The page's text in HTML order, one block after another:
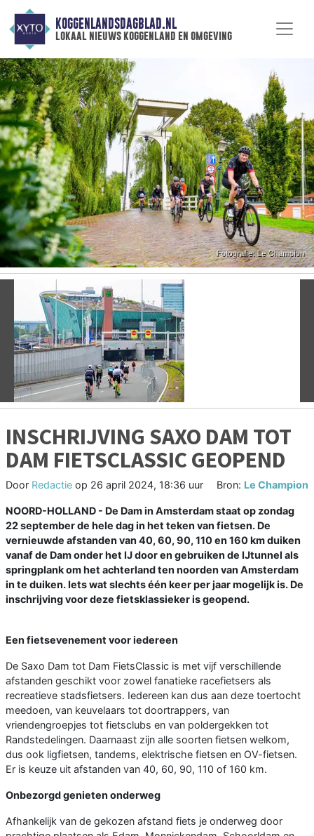
KOGGENLANDSDAGBLAD.NL
lokaal nieuws koggenland en omgeving
Vorige
INSCHRIJVING SAXO DAM TOT
DAM FIETSCLASSIC GEOPEND
Door Redactie op 26 april 2024, 18:36 uur Bron: Le Champion
NOORD-HOLLAND - De Dam in Amsterdam staat op zondag
22 september de hele dag in het teken van fietsen. De
vernieuwde afstanden van 40, 60, 90, 110 en 160 km duiken
vanaf de Dam onder het IJ door en gebruiken de IJtunnel als
springplank om het achterland ten noorden van Amsterdam
in te duiken. Iets wat slechts één keer per jaar mogelijk is. De
inschrijving voor deze fietsklassieker is geopend.
Een fietsevenement voor iedereen
De Saxo Dam tot Dam FietsClassic is met vijf verschillende
afstanden geschikt voor zowel fanatieke racefietsers als
recreatieve stadsfietsers. Iedereen kan dus aan deze toertocht
meedoen, van keuvelaars tot doortrappers, van
vriendengroepjes tot fietsclubs en van poldergekken tot
Randstedelingen. Daarnaast zijn alle soorten fietsen welkom,
dus ook ligfietsen, tandems, elektrische fietsen en OV-fietsen.
Er is keuze uit afstanden van 40, 60, 90, 110 of 160 km.
Onbezorgd genieten onderweg
Afhankelijk van de gekozen afstand fiets je onderweg door